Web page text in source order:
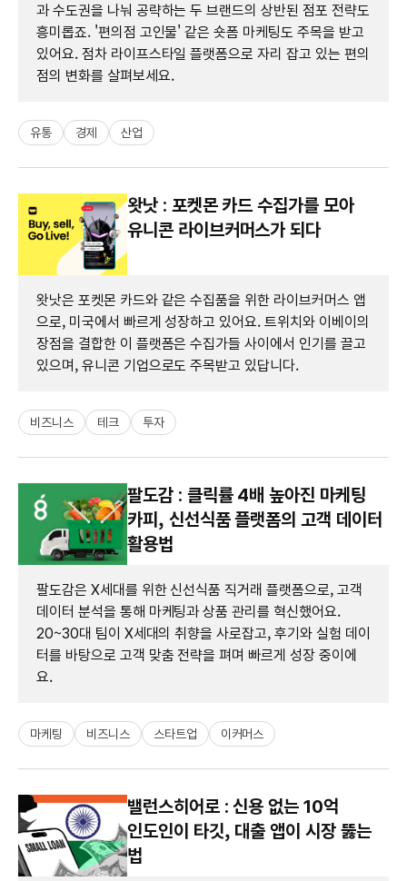
과 수도권을 나눠 공략하는 두 브랜드의 상반된 점포 전략도
흥미롭죠. '편의점 고인물' 같은 숏폼 마케팅도 주목을 받고
있어요. 점차 라이프스타일 플랫폼으로 자리 잡고 있는 편의
점의 변화를 살펴보세요.
유통 경제 산업
왓낫 : 포켓몬 카드 수집가를 모아
유니콘 라이브커머스가 되다
왓낫은 포켓몬 카드와 같은 수집품을 위한 라이브커머스 앱
으로, 미국에서 빠르게 성장하고 있어요. 트위치와 이베이의
장점을 결합한 이 플랫폼은 수집가들 사이에서 인기를 끌고
있으며, 유니콘 기업으로도 주목받고 있답니다.
비즈니스 테크 투자
팔도감 : 클릭률 4배 높아진 마케팅
카피, 신선식품 플랫폼의 고객 데이터
활용법
팔도감은 X세대를 위한 신선식품 직거래 플랫폼으로, 고객
데이터 분석을 통해 마케팅과 상품 관리를 혁신했어요.
20~30대 팀이 X세대의 취향을 사로잡고, 후기와 실험 데이
터를 바탕으로 고객 맞춤 전략을 펴며 빠르게 성장 중이에
요.
마케팅 비즈니스 스타트업 이커머스
밸런스히어로 : 신용 없는 10억
인도인이 타깃, 대출 앱이 시장 뚫는
법